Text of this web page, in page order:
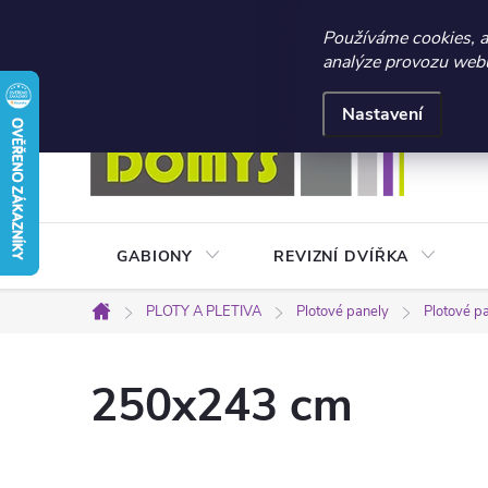
☀️ LETNÍ AKCE
Používáme cookies,
analýze provozu
Nastavení
Přejít
na
obsah
Obchodní podmínky
GABIONY REVIZNÍ DVÍŘKA
Domů
PLOTY A PLETIVA Plotové panely Plotové
250x243 cm